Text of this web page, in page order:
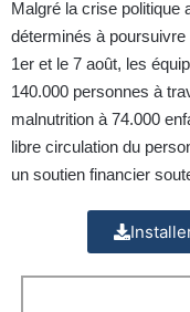
Malgré la crise politique
déterminés à
1er et le 7 août, les
140.000 personnes à
malnutrition à 74.000
libre circulation du
un soutien financier